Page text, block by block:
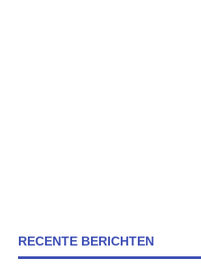
RECENTE BERICHTEN